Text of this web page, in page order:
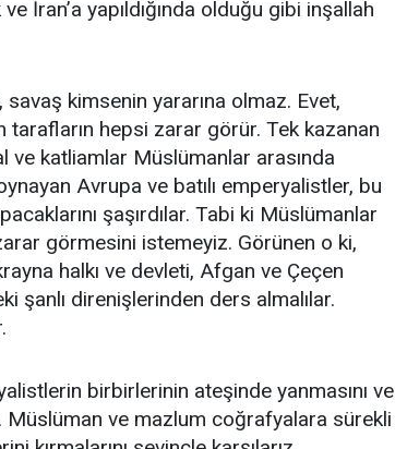
İran’a yapıldığında olduğu gibi inşallah
savaş kimsenin yararına olmaz. Evet,
tarafların hepsi zarar görür. Tek kazanan
ve katliamlar Müslümanlar arasında
Avrupa ve batılı emperyalistler, bu
şaşırdılar. Tabi ki Müslümanlar
görmesini istemeyiz. Görünen o ki,
halkı ve devleti, Afgan ve Çeçen
şanlı direnişlerinden ders almalılar.
birbirlerinin ateşinde yanmasını ve
Müslüman ve mazlum coğrafyalara sürekli